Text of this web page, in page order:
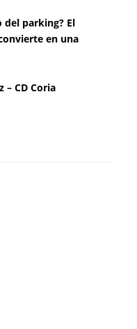
del parking? El
en una
– CD Coria